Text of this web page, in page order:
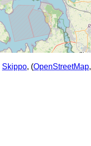
Skippo, (OpenStreetMap,